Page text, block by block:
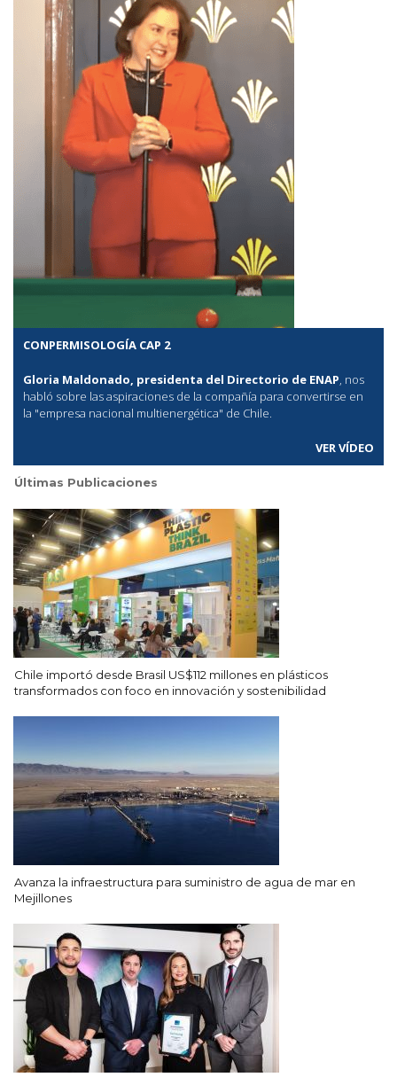
CONPERMISOLOGÍA CAP 2
Gloria Maldonado, presidenta del Directorio de ENAP , nos
habló sobre las aspiraciones de la compañía para convertirse en
la "empresa nacional multienergética" de Chile.
VER VÍDEO
Últimas Publicaciones
Chile importó desde Brasil US$112 millones en plásticos
transformados con foco en innovación y sostenibilidad
Avanza la infraestructura para suministro de agua de mar en
Mejillones